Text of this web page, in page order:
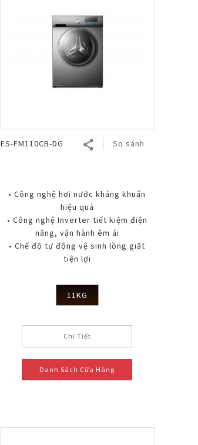
ES-FM110CB-DG So sánh
• Công nghệ hơi nước kháng khuẩn
hiệu quả
• Công nghệ Inverter tiết kiệm điện
năng, vận hành êm ái
• Chế độ tự động vệ sinh lồng giặt
tiện lợi
11KG
Chi Tiết
Danh Sách Cửa Hàng